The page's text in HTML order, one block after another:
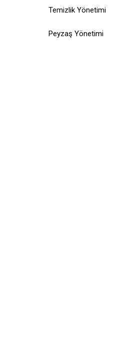
Temizlik Yönetimi
Peyzaş Yönetimi